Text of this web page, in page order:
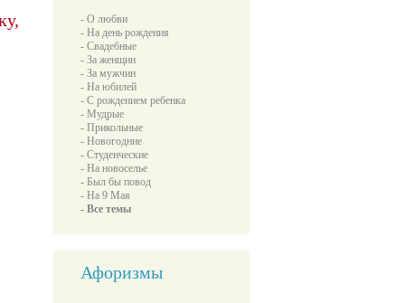
- О любви
- На день рождения
- Свадебные
- За женщин
- За мужчин
- На юбилей
- С рождением ребенка
- Мудрые
- Прикольные
- Новогодние
- Студенческие
- На новоселье
- Был бы повод
- На 9 Мая
- Все темы
Афоризмы